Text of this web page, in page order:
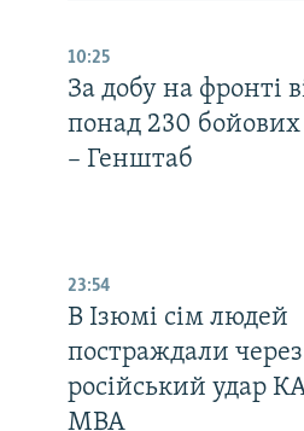
10:25
За добу на фронті
понад 230 бойових
– Генштаб
23:54
В Ізюмі сім людей
постраждали через
російський удар
МВА